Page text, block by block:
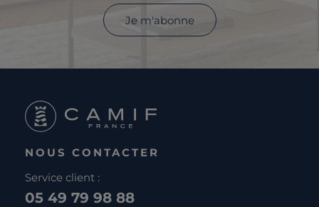
Je m'abonne
NOUS CONTACTER
Service client :
05 49 79 98 88